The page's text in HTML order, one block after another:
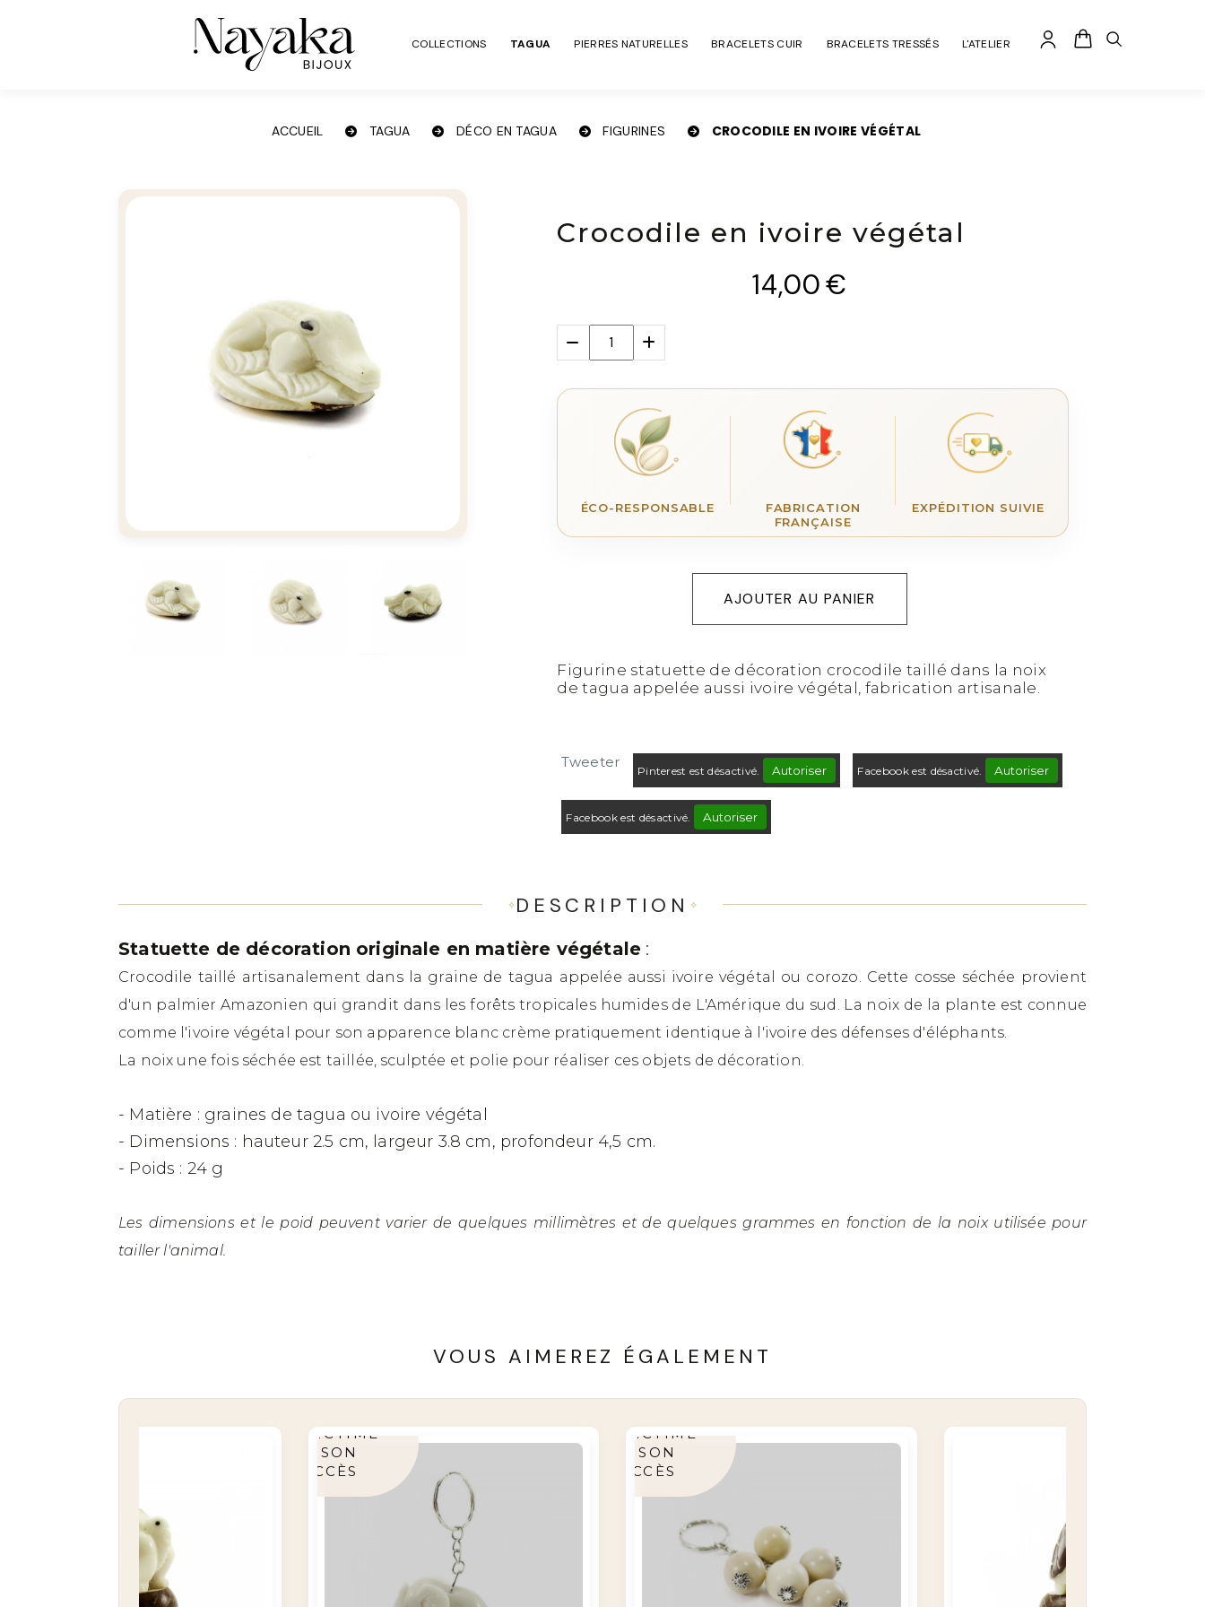
COLLECTIONS TAGUA PIERRES NATURELLES BRACELETS CUIR BRACELETS TRESSÉS L'ATELIER
ACCUEIL TAGUA DÉCO EN TAGUA FIGURINES CROCODILE EN IVOIRE VÉGÉTAL
Crocodile en ivoire végétal
14,00€
ÉCO-RESPONSABLE
FABRICATION
FRANÇAISE
EXPÉDITION SUIVIE
AJOUTER AU PANIER
Figurine statuette de décoration crocodile taillé dans la noix
de tagua appelée aussi ivoire végétal, fabrication artisanale.
Tweeter
Pinterest est désactivé. Autoriser Facebook est désactivé. Autoriser
Facebook est désactivé. Autoriser
DESCRIPTION
Statuette de décoration originale en matière végétale :
Crocodile taillé artisanalement dans la graine de tagua appelée aussi ivoire végétal ou corozo. Cette cosse séchée provient
d'un palmier Amazonien qui grandit dans les forêts tropicales humides de L'Amérique du sud. La noix de la plante est connue
comme l'ivoire végétal pour son apparence blanc crème pratiquement identique à l'ivoire des défenses d'éléphants.
La noix une fois séchée est taillée, sculptée et polie pour réaliser ces objets de décoration.
- Matière : graines de tagua ou ivoire végétal
- Dimensions : hauteur 2.5 cm, largeur 3.8 cm, profondeur 4,5 cm.
- Poids : 24 g
Les dimensions et le poid peuvent varier de quelques millimètres et de quelques grammes en fonction de la noix utilisée pour
tailler l'animal.
VOUS AIMEREZ ÉGALEMENT